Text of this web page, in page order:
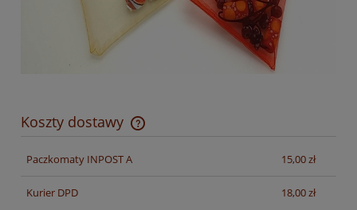
Koszty dostawy
Cena nie zawiera ewentualnych kosztów płatności
Paczkomaty INPOST A
15,00 zł
Kurier DPD 18,00 zł